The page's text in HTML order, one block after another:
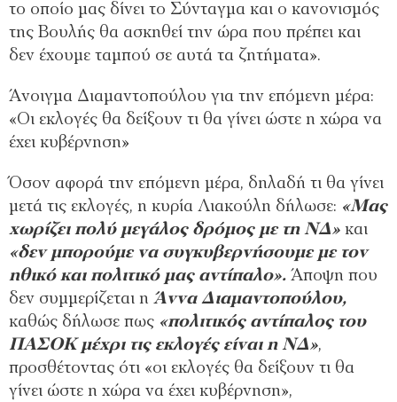
το οποίο μας δίνει το Σύνταγμα και ο κανονισμός
της Βουλής θα ασκηθεί την ώρα που πρέπει και
δεν έχουμε ταμπού σε αυτά τα ζητήματα».
Άνοιγμα Διαμαντοπούλου για την επόμενη μέρα:
«Οι εκλογές θα δείξουν τι θα γίνει ώστε η χώρα να
έχει κυβέρνηση»
Όσον αφορά την επόμενη μέρα, δηλαδή τι θα γίνει
μετά τις εκλογές, η κυρία Λιακούλη δήλωσε: «Μας
χωρίζει πολύ μεγάλος δρόμος με τη ΝΔ» και
«δεν μπορούμε να συγκυβερνήσουμε με τον
ηθικό και πολιτικό μας αντίπαλο». Άποψη που
δεν συμμερίζεται η Άννα Διαμαντοπούλου,
καθώς δήλωσε πως «πολιτικός αντίπαλος του
ΠΑΣΟΚ μέχρι τις εκλογές είναι η ΝΔ»,
προσθέτοντας ότι «οι εκλογές θα δείξουν τι θα
γίνει ώστε η χώρα να έχει κυβέρνηση»,